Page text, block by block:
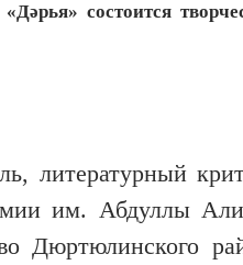
состоится
литературный
им. Абдуллы
Дюртюлинского